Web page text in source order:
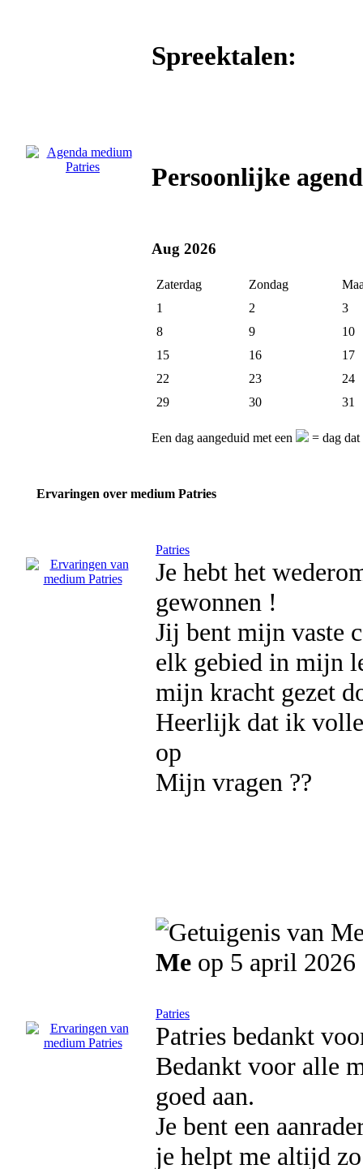
Spreektalen:
Persoonlijke
Aug 2026
Zaterdag Zondag
1
2
3
8
9
10
15
16
17
22
23
24
29
30 31
Een dag aangeduid met een = dag dat
Ervaringen over medium Patries
Patries
Je hebt het
gewonnen !
Jij bent mijn vaste
elk gebied in mijn
mijn kracht gezet
Heerlijk dat ik
op
Mijn vragen ??
Me op 5 april 2026
Patries
Patries bedankt
Bedankt voor alle
goed aan.
Je bent een
je helpt me altijd